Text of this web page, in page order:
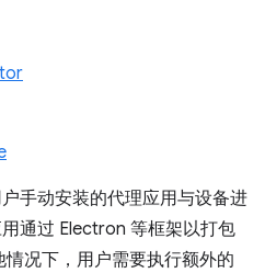
手动安装的代理应用与设备进
通过 Electron 等框架以打包
况下，用户需要执行额外的